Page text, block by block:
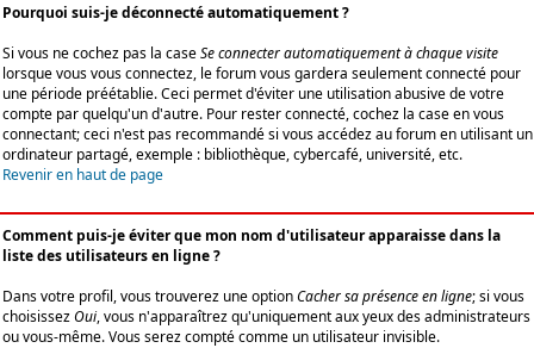
Pourquoi suis-je déconnecté automatiquement ?
Si vous ne cochez pas la caseSe connecter automatiquement à chaque visite
lorsque vous vous connectez, le forum vous gardera seulement connecté pour
une période préétablie. Ceci permet d'éviter une utilisation abusive de votre
compte par quelqu'un d'autre. Pour rester connecté, cochez la case en vous
connectant; ceci n'est pas recommandé si vous accédez au forum en utilisant un
ordinateur partagé, exemple : bibliothèque, cybercafé, université, etc.
Revenir en haut de page
Comment puis-je éviter que mon nom d'utilisateur apparaisse dans la
liste des utilisateurs en ligne ?
Dans votre profil, vous trouverez une optionCacher sa présence en ligne; si vous
choisissezOui, vous n'apparaîtrez qu'uniquement aux yeux des administrateurs
ou vous-même. Vous serez compté comme un utilisateur invisible.